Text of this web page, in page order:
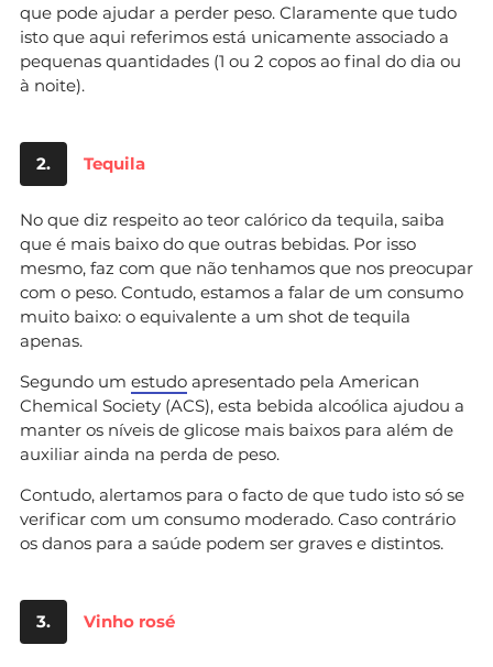
que pode ajudar a perder peso. Claramente que tudo
isto que aqui referimos está unicamente associado a
pequenas quantidades (1 ou 2 copos ao final do dia ou
à noite).
2. Tequila
No que diz respeito ao teor calórico da tequila, saiba
que é mais baixo do que outras bebidas. Por isso
mesmo, faz com que não tenhamos que nos preocupar
com o peso. Contudo, estamos a falar de um consumo
muito baixo: o equivalente a um shot de tequila
apenas.
Segundo um estudo apresentado pela American
Chemical Society (ACS), esta bebida alcoólica ajudou a
manter os níveis de glicose mais baixos para além de
auxiliar ainda na perda de peso.
Contudo, alertamos para o facto de que tudo isto só se
verificar com um consumo moderado. Caso contrário
os danos para a saúde podem ser graves e distintos.
3. Vinho rosé